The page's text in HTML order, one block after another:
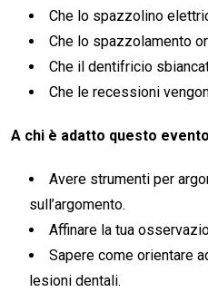
Che lo spazzolino
Che lo spazzolamento
Che il dentifricio
Che le recessioni
A chi è adatto questo
Avere strumenti per
sull’argomento.
Affinare la tua
Sapere come orientare
lesioni dentali.